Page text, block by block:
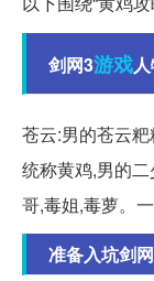
剑网3游戏
苍云:男的苍云
统称黄鸡,男的
哥,毒姐,毒萝。
准备入坑剑